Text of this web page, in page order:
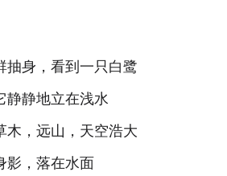
抽身，看到一只白鹭
静静地立在浅水
木，远山，天空浩大
影，落在水面